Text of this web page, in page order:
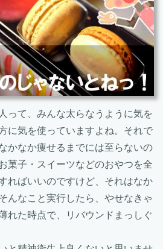
って、みんな太らなうように気を
に気を使っていますよね。それで
かなか痩せるまでには至らないの
菓子・スイーツなどのおやつを全
ればいいのですけど、それはなか
んなこと実行したら、やせなきゃ
れた時点で、リバウンドまっしぐ